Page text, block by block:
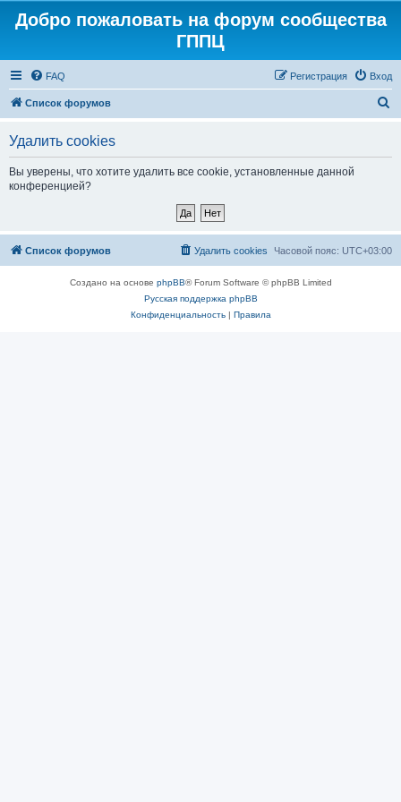
Добро пожаловать на форум сообщества
ГППЦ
FAQ Вход
Регистрация
Список форумов
Удалить cookies
Вы уверены, что хотите удалить все cookie, установленные данной
конференцией?
Список форумов Часовой пояс: UTC+03:00
Удалить cookies
Создано на основе phpBB® Forum Software © phpBB Limited
Русская поддержка phpBB
Конфиденциальность| Правила